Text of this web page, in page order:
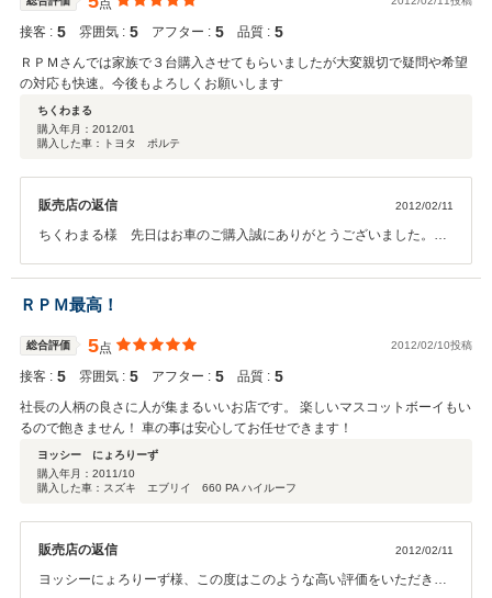
点
接客 : 5 雰囲気 : 5 アフター : 5 品質 : 5
ＲＰＭさんでは家族で３台購入させてもらいましたが大変親切で疑問や希望
の対応も快速。今後もよろしくお願いします
ちくわまる
購入年月： 2012/01
購入した車：トヨタ ポルテ
販売店の返信 2012/02/11
ちくわまる様 先日はお車のご購入誠にありがとうございました。そ
購入して頂いており当社のお得意様でもあります。そして今回このよ
うな高い評価・お言葉までも頂きスタッフ一同大変嬉しく思っていま
ＲＰＭ最高！
総合評価 5点 2012/02/10投稿
接客 : 5 雰囲気 : 5 アフター : 5 品質 : 5
社長の人柄の良さに人が集まるいいお店です。 楽しいマスコットボーイもい
るので飽きません！ 車の事は安心してお任せできます！
ヨッシー にょろりーず
購入年月： 2011/10
購入した車：スズキ エブリイ 660 PA ハイルーフ
販売店の返信 2012/02/11
ヨッシーにょろりーず様、この度はこのような高い評価をいただきま